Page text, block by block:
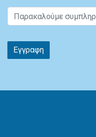
Εγγραφη